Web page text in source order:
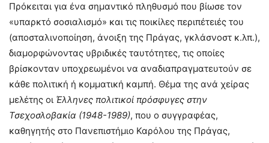
Πρόκειται για ένα σημαντικό πληθυσμό που βίωσε τον
«υπαρκτό σοσιαλισμό» και τις ποικίλες περιπέτειές του
(αποσταλινοποίηση, άνοιξη της Πράγας, γκλάσνοστ κ.λπ.),
διαμορφώνοντας υβριδικές ταυτότητες, τις οποίες
βρίσκονταν υποχρεωμένοι να αναδιαπραγματευτούν σε
κάθε πολιτική ή κομματική καμπή. Θέμα της ανά χείρας
μελέτης οι Έλληνες πολιτικοί πρόσφυγες στην
Τσεχοσλοβακία (1948-1989), που ο συγγραφέας,
καθηγητής στο Πανεπιστήμιο Καρόλου της Πράγας,